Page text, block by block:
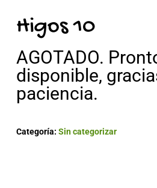
Higos 10
AGOTADO.
disponible,
paciencia.
Categoría: Sin categorizar